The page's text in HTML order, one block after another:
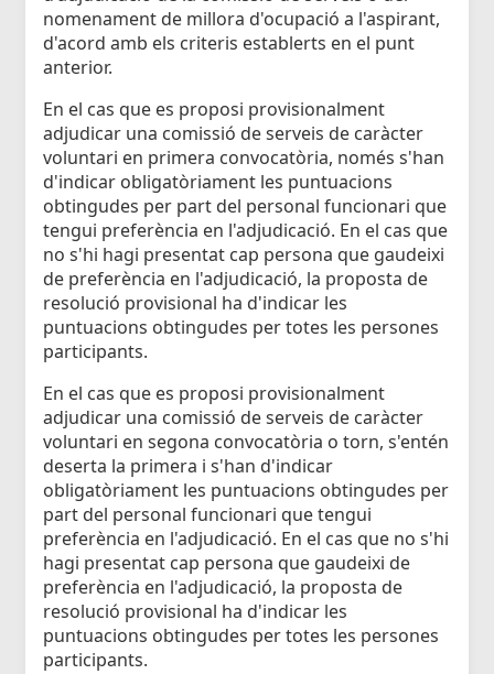
nomenament de millora d'ocupació a l'aspirant,
d'acord amb els criteris establerts en el punt
anterior.
En el cas que es proposi provisionalment
adjudicar una comissió de serveis de caràcter
voluntari en primera convocatòria, només s'han
d'indicar obligatòriament les puntuacions
obtingudes per part del personal funcionari que
tengui preferència en l'adjudicació. En el cas que
no s'hi hagi presentat cap persona que gaudeixi
de preferència en l'adjudicació, la proposta de
resolució provisional ha d'indicar les
puntuacions obtingudes per totes les persones
participants.
En el cas que es proposi provisionalment
adjudicar una comissió de serveis de caràcter
voluntari en segona convocatòria o torn, s'entén
deserta la primera i s'han d'indicar
obligatòriament les puntuacions obtingudes per
part del personal funcionari que tengui
preferència en l'adjudicació. En el cas que no s'hi
hagi presentat cap persona que gaudeixi de
preferència en l'adjudicació, la proposta de
resolució provisional ha d'indicar les
puntuacions obtingudes per totes les persones
participants.